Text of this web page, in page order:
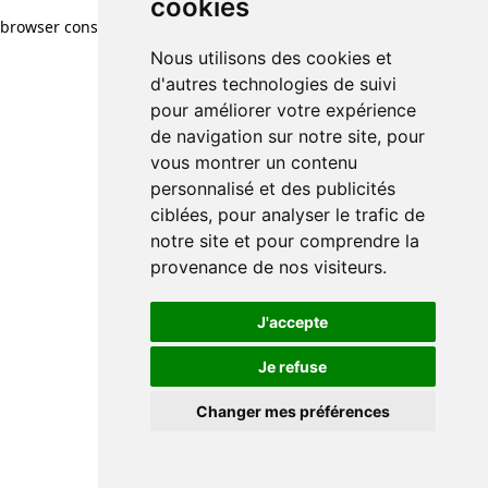
cookies
Nous utilisons des cookies et
d'autres technologies de suivi
pour améliorer votre expérience
de navigation sur notre site, pour
vous montrer un contenu
personnalisé et des publicités
ciblées, pour analyser le trafic de
notre site et pour comprendre la
provenance de nos visiteurs.
J'accepte
Je refuse
Changer mes préférences
browser console for more information)